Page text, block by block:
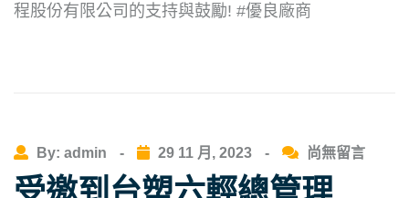
程股份有限公司的支持與鼓勵! #優良廠商
By: admin - 29 11 月, 2023 - 尚無留言